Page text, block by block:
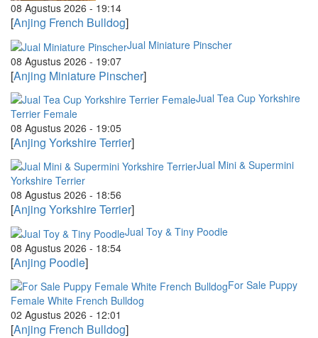
08 Agustus 2026 - 19:14
[Anjing French Bulldog]
Jual Miniature Pinscher
08 Agustus 2026 - 19:07
[Anjing Miniature Pinscher]
Jual Tea Cup Yorkshire
Terrier Female
08 Agustus 2026 - 19:05
[Anjing Yorkshire Terrier]
Jual Mini & Supermini
Yorkshire Terrier
08 Agustus 2026 - 18:56
[Anjing Yorkshire Terrier]
Jual Toy & Tiny Poodle
08 Agustus 2026 - 18:54
[Anjing Poodle]
For Sale Puppy
Female White French Bulldog
02 Agustus 2026 - 12:01
[Anjing French Bulldog]